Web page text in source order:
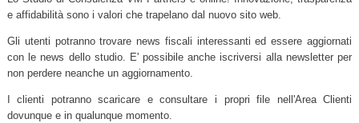
e affidabilità sono i valori che trapelano dal nuovo sito web.
Gli utenti potranno trovare news fiscali interessanti ed essere aggiornati
con le news dello studio. E' possibile anche iscriversi alla newsletter per
non perdere neanche un aggiornamento.
I clienti potranno scaricare e consultare i propri file nell'Area Clienti
dovunque e in qualunque momento.